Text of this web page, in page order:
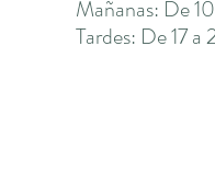
Mañanas: De
Tardes: De 17 a